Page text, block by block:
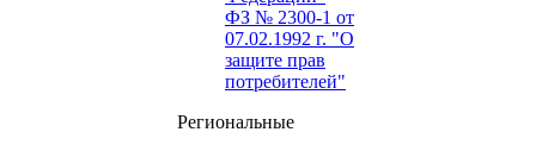
ФЗ № 2300-1 от
07.02.1992 г. "О
защите прав
потребителей"
Региональные